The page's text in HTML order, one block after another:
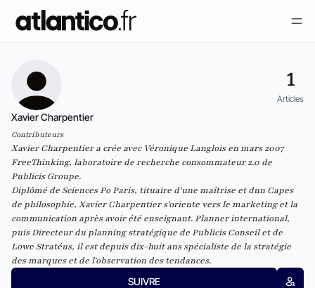
1
Articles
Xavier Charpentier
Contributeurs
Xavier Charpentier a crée avec Véronique Langlois en mars 2007
FreeThinking, laboratoire de recherche consommateur 2.0 de
Publicis Groupe.
Diplômé de Sciences Po Paris, tituaire d'une maîtrise et dun Capes
de philosophie, Xavier Charpentier s'oriente vers le marketing et la
communication après avoir été enseignant. Planner international,
puis Directeur du planning stratégique de Publicis Conseil et de
Lowe Stratéus, il est depuis dix-huit ans spécialiste de la stratégie
des marques et de l'observation des tendances.
SUIVRE